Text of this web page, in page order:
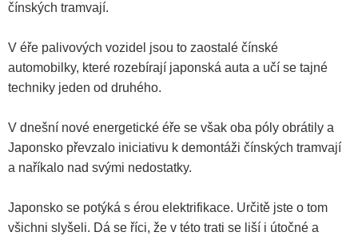
čínských tramvají.
V éře palivových vozidel jsou to zaostalé čínské
automobilky, které rozebírají japonská auta a učí se tajné
techniky jeden od druhého.
V dnešní nové energetické éře se však oba póly obrátily a
Japonsko převzalo iniciativu k demontáži čínských tramvají
a naříkalo nad svými nedostatky.
Japonsko se potýká s érou elektrifikace. Určitě jste o tom
všichni slyšeli. Dá se říci, že v této trati se liší i útočné a